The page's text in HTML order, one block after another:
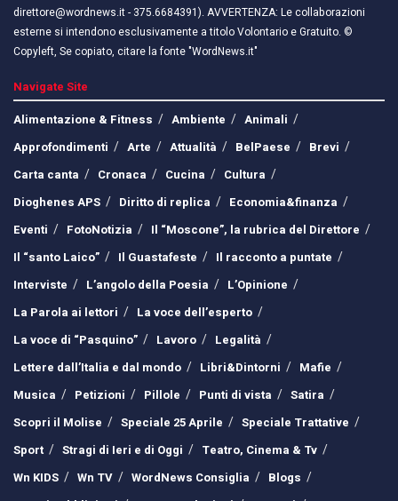
direttore@wordnews.it - ​​375.6684391). AVVERTENZA: Le collaborazioni
esterne si intendono esclusivamente a titolo Volontario e Gratuito. ©
Copyleft, Se copiato, citare la fonte "WordNews.it"
Navigate Site
Alimentazione & Fitness
Ambiente
Animali
Approfondimenti
Arte Attualità BelPaese
Brevi
Carta canta
Cronaca Cucina
Cultura
Dioghenes APS
Diritto di replica
Economia&finanza
Eventi
FotoNotizia
Il “Moscone”, la rubrica del Direttore
Il “santo Laico”
Il Guastafeste
Il racconto a puntate
Interviste
L’angolo della Poesia
L’Opinione
La Parola ai lettori
La voce dell’esperto
La voce di “Pasquino”
Lavoro
Legalità
Lettere dall’Italia e dal mondo
Libri&Dintorni
Mafie
Musica
Petizioni Pillole Punti di vista
Satira
Scopri il Molise
Speciale 25 Aprile
Speciale Trattative
Sport
Stragi di Ieri e di Oggi
Teatro, Cinema & Tv
Wn KIDS
Wn TV WordNews Consiglia
Blogs